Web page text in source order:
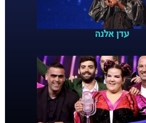
עדן אלנה